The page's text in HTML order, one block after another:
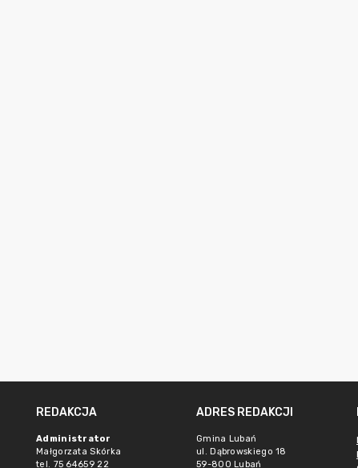
REDAKCJA
Administrator
Małgorzata Skórka
tel. 75 64659 22
ADRES REDAKCJI
Gmina Lubań
ul. Dąbrowskiego 18
59-800 Lubań